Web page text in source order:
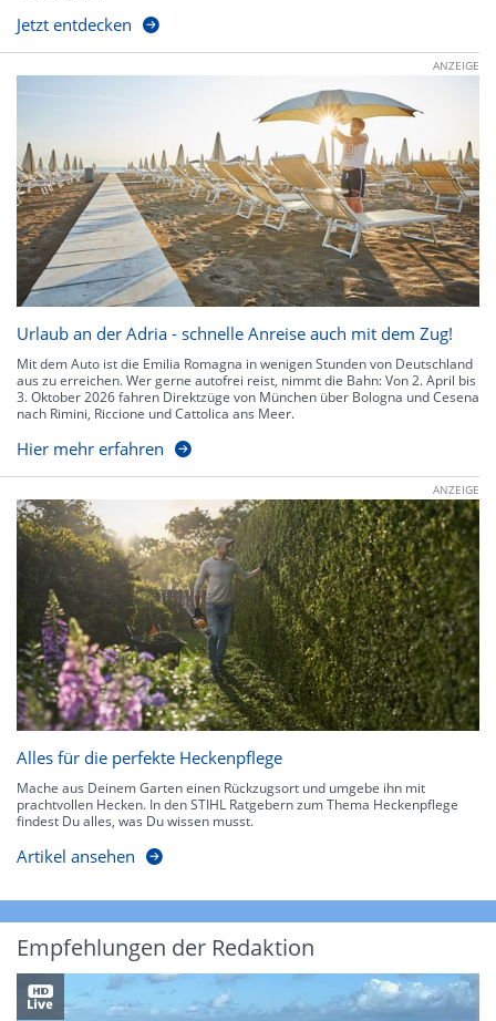
Jetzt entdecken
ANZEIGE
Urlaub an der Adria - schnelle Anreise auch mit dem Zug!
Mit dem Auto ist die Emilia Romagna in wenigen Stunden von Deutschland
aus zu erreichen. Wer gerne autofrei reist, nimmt die Bahn: Von 2. April bis
3. Oktober 2026 fahren Direktzüge von München über Bologna und Cesena
nach Rimini, Riccione und Cattolica ans Meer.
Hier mehr erfahren
ANZEIGE
Alles für die perfekte Heckenpflege
Mache aus Deinem Garten einen Rückzugsort und umgebe ihn mit
prachtvollen Hecken. In den STIHL Ratgebern zum Thema Heckenpflege
findest Du alles, was Du wissen musst.
Artikel ansehen
Empfehlungen der Redaktion